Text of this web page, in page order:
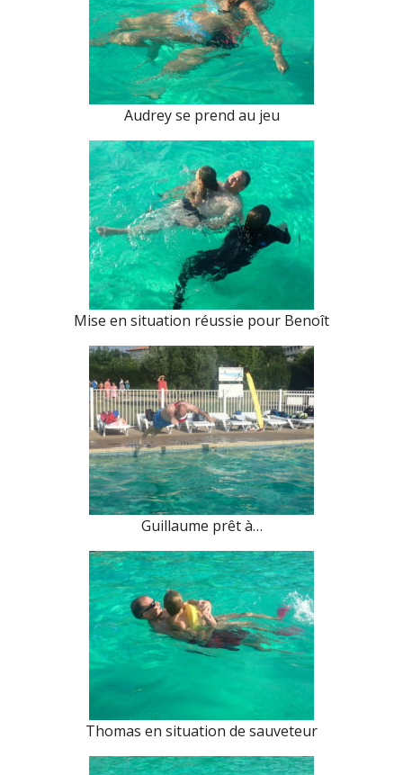
Audrey se prend au jeu
Mise en situation réussie pour Benoît
Guillaume prêt à…
Thomas en situation de sauveteur